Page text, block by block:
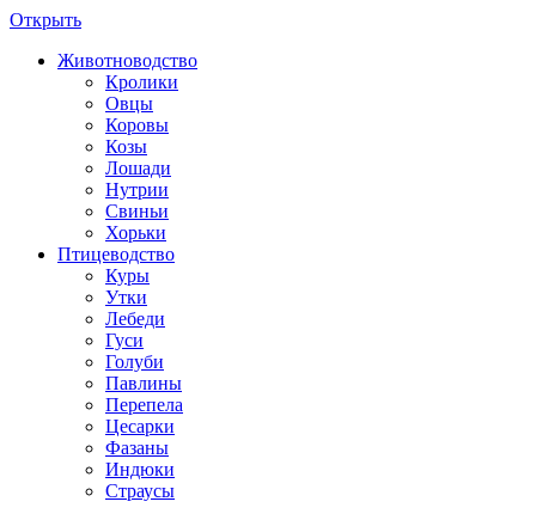
Открыть
Животноводство
Кролики
Овцы
Коровы
Козы
Лошади
Нутрии
Свиньи
Хорьки
Птицеводство
Куры
Утки
Лебеди
Гуси
Голуби
Павлины
Перепела
Цесарки
Фазаны
Индюки
Страусы